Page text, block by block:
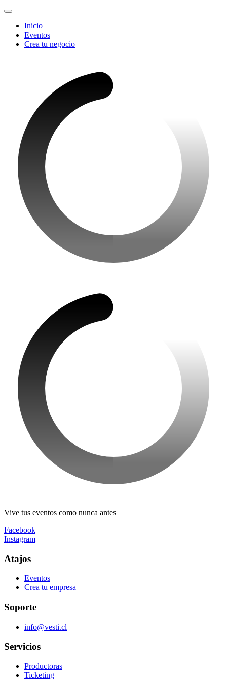
Inicio
Eventos
Crea tu negocio
Vive tus eventos como nunca antes
Facebook
Instagram
Atajos
Eventos
Crea tu empresa
Soporte
info@vesti.cl
Servicios
Productoras
Ticketing